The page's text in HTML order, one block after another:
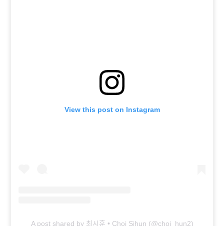
View this post on Instagram
A post shared by 최시훈 • Choi Sihun (@choi_hun2)